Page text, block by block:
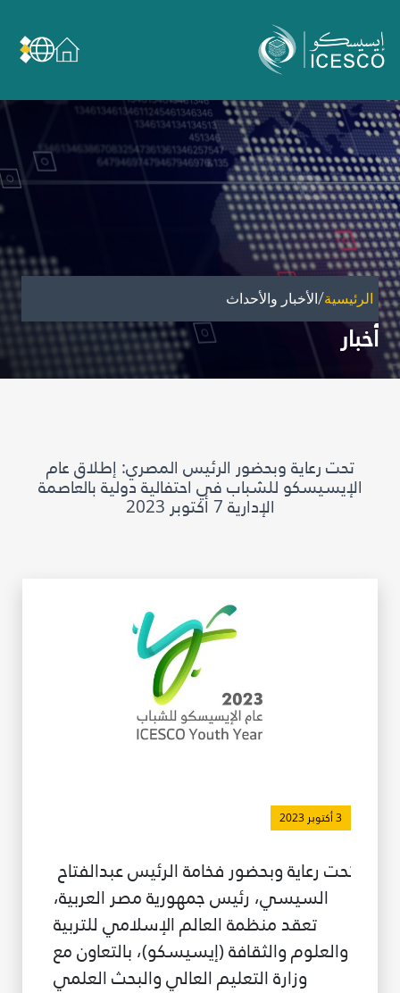
عن الإيسيسكو
الحوكمة
مجال عملنا
مجالات الخبرة
الأمانة العامة للجان الوطنية والمؤتمرات
الشراكات
تأثيرنا
أهداف التنمية المستدامة
متاحف ومعارض
الأخبار والأحداث
وسائل التواصل الاجتماعي للإيسيسكو
طريقة عملنا
انضم إلى عائلة الإيسيسكو
للموردين
الدعم والتبرع
الرئيسية/الأخبار والأحداث
أخبار
تحت رعاية وبحضور الرئيس المصري: إطلاق عام
الإيسيسكو للشباب في احتفالية دولية بالعاصمة
الإدارية 7 أكتوبر 2023
3 أكتوبر 2023